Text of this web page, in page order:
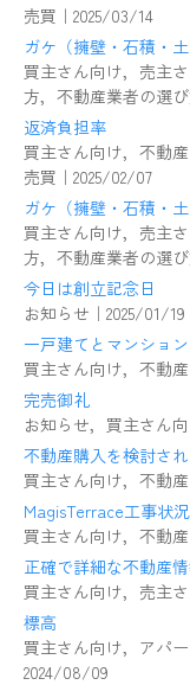
売買｜2025/03/14
ガケ（擁壁・石積・
買主さん向け，売主
方，不動産業者の選
返済負担率
買主さん向け，不動
売買｜2025/02/07
ガケ（擁壁・石積・
買主さん向け，売主
方，不動産業者の選
今日は創立記念日
お知らせ｜2025/01/19
一戸建てとマンション
買主さん向け，不動
完売御礼
お知らせ，買主さん
不動産購入を検討さ
買主さん向け，不動
MagisTerrace工事状況
買主さん向け，不動
正確で詳細な不動産
買主さん向け，売主
標高
買主さん向け，アパ
2024/08/09